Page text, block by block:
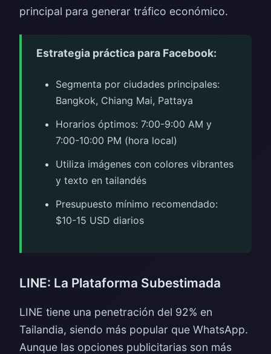
principal para generar tráfico económico.
Estrategia práctica para Facebook:
Segmenta por ciudades principales:
Bangkok, Chiang Mai, Pattaya
Horarios óptimos: 7:00-9:00 AM y
7:00-10:00 PM (hora local)
Utiliza imágenes con colores vibrantes
y texto en tailandés
Presupuesto mínimo recomendado:
$10-15 USD diarios
LINE: La Plataforma Subestimada
LINE tiene una penetración del 92% en
Tailandia, siendo más popular que WhatsApp.
Aunque las opciones publicitarias son más